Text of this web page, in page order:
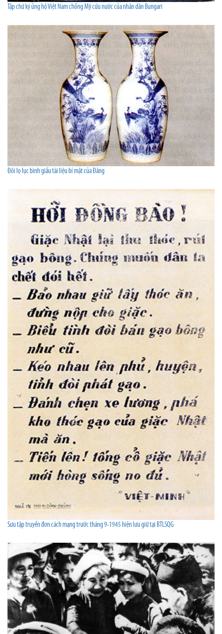
Tập chữ ký ủng hộ Việt Nam chống Mỹ cứu nước của nhân dân Bungari
Đôi lọ lục bình giấu tài liệu bí mật của Đảng
Sưu tập truyền đơn cách mạng trước tháng 9-1945 hiện lưu giữ tại BTLSQG